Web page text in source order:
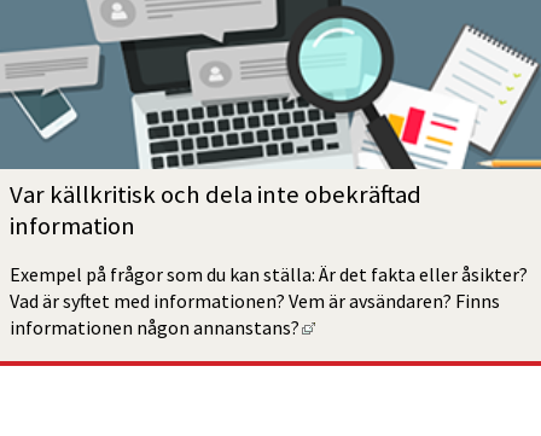
Var källkritisk och dela inte obekräftad
information
Exempel på frågor som du kan ställa: Är det fakta eller åsikter?
Vad är syftet med informationen? Vem är avsändaren? Finns
informa­tionen någon annanstans?
Länk till annan